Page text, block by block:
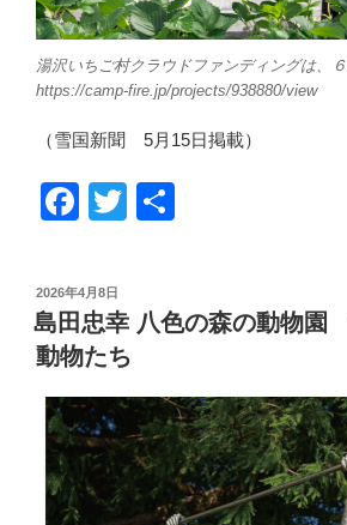
湯沢いちご村クラウドファンディングは、
https://camp-fire.jp/projects/938880/view
（雪国新聞 5月15日掲載）
F
c
e
b
o
o
k
T
er
投
稿
日:
2026年4月8日
島田忠幸 八色の森の動物
動物たち